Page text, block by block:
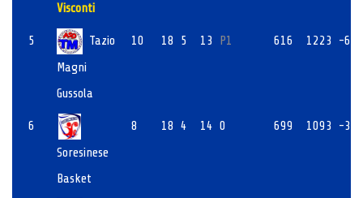
Visconti
5
Tazio
Magni
Gussola
10 18 5 13 P1 616 1223 -607
6
Soresinese
Basket
8 18 4 14 0 699 1093 -394